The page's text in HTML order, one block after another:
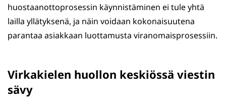
huostaanottoprosessin käynnistäminen ei tule yhtä
lailla yllätyksenä, ja näin voidaan kokonaisuutena
parantaa asiakkaan luottamusta viranomaisprosessiin.
Virkakielen huollon keskiössä viestin
sävy